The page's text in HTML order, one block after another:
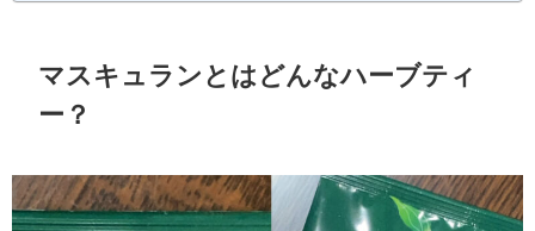
マスキュランとはどんなハーブティ
ー？